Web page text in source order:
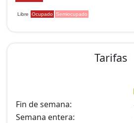
Tarifas
Fin de semana:
Semana entera: